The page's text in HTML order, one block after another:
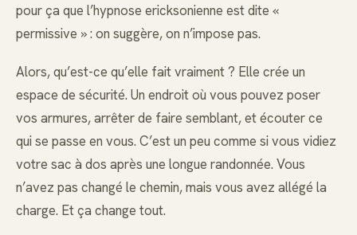
pour ça que l’hypnose ericksonienne est dite «
permissive » : on suggère, on n’impose pas.
Alors, qu’est-ce qu’elle fait vraiment ? Elle crée un
espace de sécurité. Un endroit où vous pouvez poser
vos armures, arrêter de faire semblant, et écouter ce
qui se passe en vous. C’est un peu comme si vous vidiez
votre sac à dos après une longue randonnée. Vous
n’avez pas changé le chemin, mais vous avez allégé la
charge. Et ça change tout.